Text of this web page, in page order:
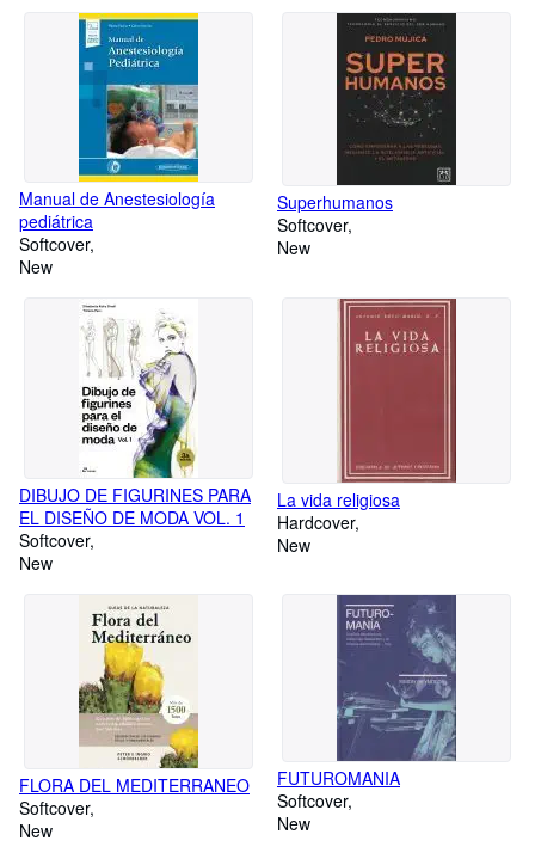
Manual de Anestesiología
pediátrica
Softcover
New
Superhumanos
Softcover
New
DIBUJO DE FIGURINES PARA
EL DISEÑO DE MODA VOL. 1
Softcover
New
La vida religiosa
Hardcover
New
FLORA DEL MEDITERRANEO
Softcover
New
FUTUROMANIA
Softcover
New